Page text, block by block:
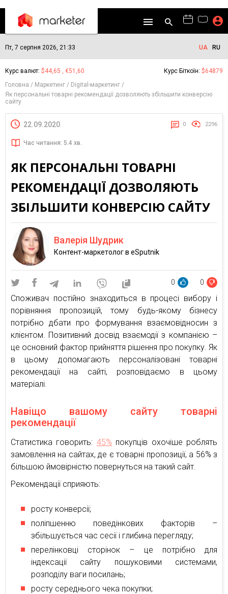
Пт, 7 серпня 2026, 21:33 UA RU
Курс валют: $44,65 , €51,60 Курс Біткоїн: $64879
Головна
Маркетинг
Digital-маркетинг
Як персональні товарні рекомендації дозволяють збільшити конверсію
сайту
22.09.2020 0 2296
Час читання: 5.4 хв.
ЯК ПЕРСОНАЛЬНІ ТОВАРНІ
РЕКОМЕНДАЦІЇ ДОЗВОЛЯЮТЬ
ЗБІЛЬШИТИ КОНВЕРСІЮ САЙТУ
Валерія Шудрик
Контент-маркетолог в eSputnik
0 0
Споживач постійно знаходиться в процесі вибору і
порівняння пропозицій, тому будь-якому бізнесу
потрібно дбати про формування взаємовідносин з
клієнтом. Позитивний досвід взаємодії з компанією –
це основний фактор прийняття рішення про покупку. Як
в цьому допомагають персоналізовані товарні
рекомендації на сайті, розповідаємо в цьому
матеріалі.
Навіщо вашому сайту товарні
рекомендації
Статистика говорить: 45% покупців охочіше роблять
замовлення на сайтах, де є товарні пропозиції, а 56% з
більшою ймовірністю повернуться на такий сайт.
Рекомендації сприяють:
росту конверсії;
поліпшенню поведінкових факторів –
збільшується час сесії і глибина перегляду;
перелінковці сторінок – це потрібно для
індексації сайту пошуковими системами,
розподілу ваги посилань;
росту середнього чека покупки;